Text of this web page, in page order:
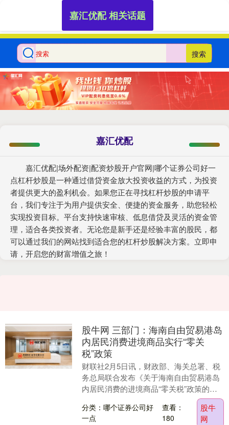
搜索
嘉汇优配
嘉汇优配|场外配资|配资炒股开户官网|哪个证券公司好一
点杠杆炒股是一种通过借贷资金放大投资收益的方式，为投资
者提供更大的盈利机会。如果您正在寻找杠杆炒股的申请平
台，我们专注于为用户提供安全、便捷的资金服务，助您轻松
实现投资目标。平台支持快速审核、低息借贷及灵活的资金管
理，适合各类投资者。无论您是新手还是经验丰富的股民，都
可以通过我们的网站找到适合您的杠杆炒股解决方案。立即申
请，开启您的财富增值之旅！
嘉汇优配 相关话题
股牛网 三部门：海南自由贸易港岛
内居民消费进境商品实行“零关
税”政策
财联社2月5日讯，财政部、海关总署、税
务总局联合发布《关于海南自由贸易港岛
内居民消费的进境商品“零关税”政策的通
知》。 政策规定，对海南自由贸易港岛内
居民在指定....
分类：哪个证券公司好
一点
查看：
180
股牛
网